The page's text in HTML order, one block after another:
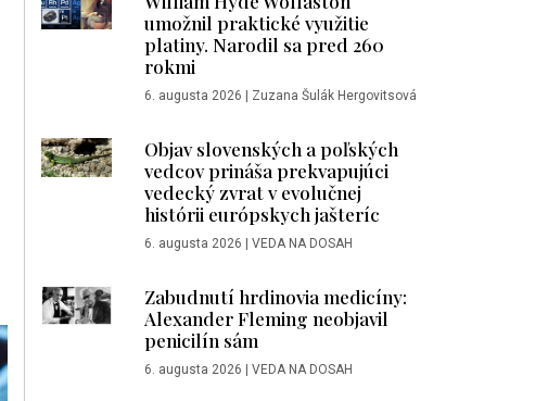
umožnil praktické využitie
platiny. Narodil sa pred 260
rokmi
6. augusta 2026 | Zuzana Šulák Hergovitsová
Objav slovenských a poľských
vedcov prináša prekvapujúci
vedecký zvrat v evolučnej
histórii európskych jašteríc
6. augusta 2026 | VEDA NA DOSAH
Zabudnutí hrdinovia medicíny:
Alexander Fleming neobjavil
penicilín sám
6. augusta 2026 | VEDA NA DOSAH